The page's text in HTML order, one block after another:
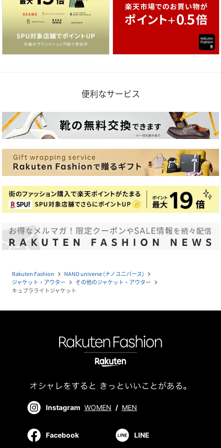
便利なサービス
Rakuten Fashion navigate_next NANO universe (ナノユニバース) navigate_next
ジャケット・アウター navigate_next その他のジャケット・アウター navigate_next
キュプラライトジャケット
Instagram WOMEN / MEN
Facebook LINE